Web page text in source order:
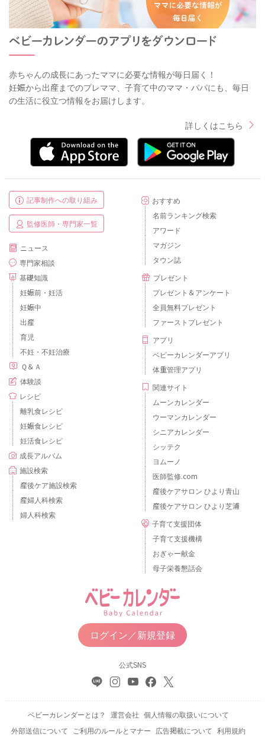
赤ちゃんの成長にあったママに必要な情報が毎日届く！
妊娠から出産までのプレママ、子育て中のママ・パパにも、毎日
の生活に役立つ情報をお届けします。
詳しくはこちら
記事制作への取り組み
監修医師・専門家一覧
ニュース
専門家相談
基礎知識
妊娠前・妊活
妊娠中
出産
育児
不妊・不妊治療
Ｑ＆Ａ
体験談
レシピ
離乳食レシピ
妊娠食レシピ
妊活食レシピ
成長アルバム
施設検索
産後ケア施設検索
産婦人科検索
婦人科検索
おすすめ
名前ランキング検索
アワード
マガジン
タウン誌
プレゼント
プレゼント＆アンケート
全員無料プレゼント
ファーストプレゼント
アプリ
ベビーカレンダーアプリ
体重管理アプリ
関連サイト
ムーンカレンダー
ウーマンカレンダー
シニアカレンダー
シッテク
ヨムーノ
医師監修.com
産後ケアサロン ひより青山
産後ケアサロン ひより芝浦
子育て支援団体
子育て支援機構
おぎゃー献金
母子栄養懇話会
ログイン／新規登録
公式SNS
ベビーカレンダーとは？ 運営会社 個人情報の取扱いについて
外部送信について
ご利用のルールとマナー 広告掲載について 利用規約